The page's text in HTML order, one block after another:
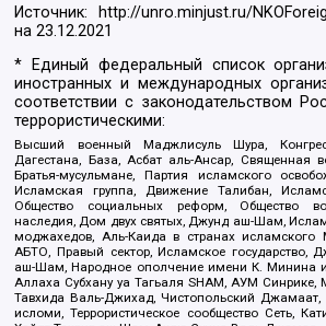
Источник: http://unro.minjust.ru/
на23.12.2021
* Единый федеральный список
иностранных и международных
соответствии с законодательством
террористическими:
Высший военный Маджлисуль Шура,
Дагестана, База, Асбат аль-Ансар, Священная
Братья-мусульмане, Партия исламского
Исламская группа, Движение Талибан,
Общество социальных реформ, Общество
наследия, Дом двух святых, Джунд аш-Шам,
моджахедов, Аль-Каида в странах исламского
АБТО, Правый сектор, Исламское государство,
аш-Шам, Народное ополчение имени К. Минина
Аллаха Субхану уа Тагьаля SHAM, АУМ
Тавхида Валь-Джихад, Чистопольский
исломи, Террористическое сообщество Сеть,